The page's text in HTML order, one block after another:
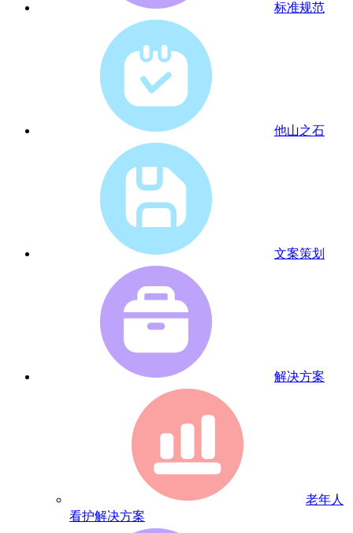
标准规范
他山之石
文案策划
解决方案
老年人
看护解决方案